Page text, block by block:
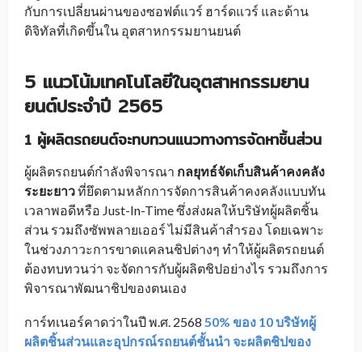
กับการเปลี่ยนผ่านของซอฟต์แวร์ ฮาร์ดแวร์ และด้าน
ดิจิทัลที่เกิดขึ้นใน อุตสาหกรรมยานยนต์
5 แนวโน้มเทคโนโลยีในอุตสาหกรรมยาน
ยนต์ประจำปี 2565
1 ผู้ผลิตรถยนต์จะทบทวนแนวทางการจัดหาชิ้นส่วน
ผู้ผลิตรถยนต์กำลังพิจารณา กลยุทธ์จัดเก็บสินค้าคงคลัง
ระยะยาวที่ยึดตามหลักการจัดการสินค้าคงคลังแบบทัน
เวลาพอดีหรือ Just-In-Time ซึ่งส่งผลให้บริษัทผู้ผลิตชิ้น
ส่วน รวมถึงซัพพลายเออร์ ไม่มีสินค้าสำรอง โดยเฉพาะ
ในช่วงภาวะการขาดแคลนชิปต่างๆ ทำให้ผู้ผลิตรถยนต์
ต้องทบทวนว่า จะจัดการกับผู้ผลิตชิปอย่างไร รวมถึงการ
พิจารณาพัฒนาชิปของตนเอง
การ์ทเนอร์คาดว่าในปี พ.ศ. 2568 50% ของ 10 บริษัทผู้
ผลิตชิ้นส่วนและอุปกรณ์รถยนต์ชั้นนำ จะผลิตชิปของ